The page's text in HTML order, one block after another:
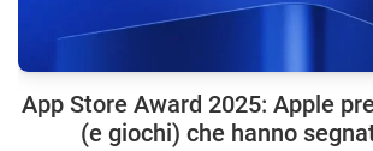
App Store Award 2025: Apple
(e giochi) che hanno